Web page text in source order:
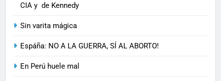
CIA y de Kennedy
Sin varita mágica
Espáña: NO A LA GUERRA, SÍ AL ABORTO!
En Perú huele mal